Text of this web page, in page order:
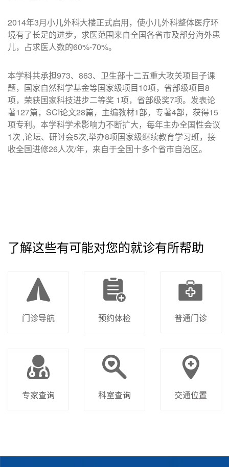
2014年3月小儿外科大楼正式启用，使小儿外科整体医疗环
境有了长足的进步，求医范围来自全国各省市及部分海外患
儿，占求医人数的60%-70%。
本学科共承担973、863、卫生部十二五重大攻关项目子课
题，国家自然科学基金等国家级项目10项，省部级项目8
项，荣获国家科技进步二等奖 1项，省部级奖7项。发表论
著127篇，SCI论文28篇，主编教材1部，专著4部，获得15
项专利。本学科学术影响力不断扩大，每年主办全国性会议
1次 ,论坛、研讨会5次,举办8项国家级继续教育学习班，接
收全国进修26人次/年，来自于全国十多个省市自治区。
了解这些有可能对您的就诊有所帮助
门诊导航 预约体检 普通门诊
专家查询 科室查询 交通位置